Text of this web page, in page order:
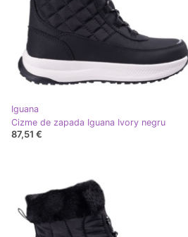
Iguana
Cizme de zapada Iguana Ivory negru
87,51 €